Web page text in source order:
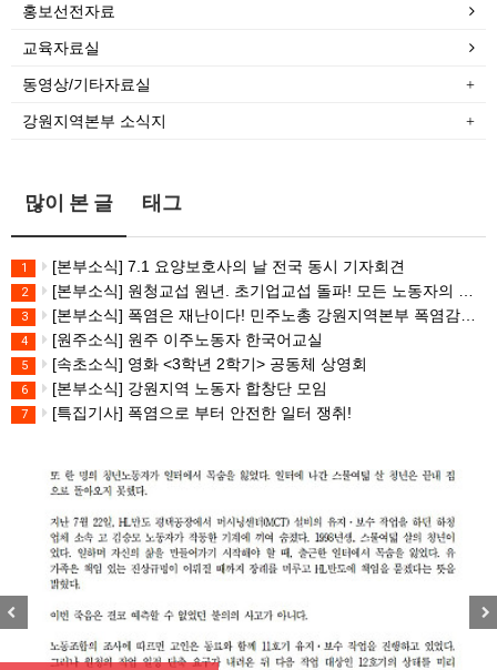
홍보선전자료
교육자료실
동영상/기타자료실
강원지역본부 소식지
많이 본 글 태그
1 [본부소식] 7.1 요양보호사의 날 전국 동시 기자회견
2 [본부소식] 원청교섭 원년. 초기업교섭 돌파! 모든 노동자의 노동기본권 쟁취! 민주노총 7.15 총파업대회
3 [본부소식] 폭염은 재난이다! 민주노총 강원지역본부 폭염감시단 선포 기자회견
4 [원주소식] 원주 이주노동자 한국어교실
5 [속초소식] 영화 <3학년 2학기> 공동체 상영회
6 [본부소식] 강원지역 노동자 합창단 모임
7 [특집기사] 폭염으로 부터 안전한 일터 쟁취!